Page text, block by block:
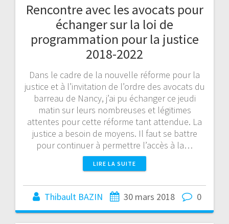
Rencontre avec les avocats pour
échanger sur la loi de
programmation pour la justice
2018-2022
Dans le cadre de la nouvelle réforme pour la
justice et à l’invitation de l’ordre des avocats du
barreau de Nancy, j’ai pu échanger ce jeudi
matin sur leurs nombreuses et légitimes
attentes pour cette réforme tant attendue. La
justice a besoin de moyens. Il faut se battre
pour continuer à permettre l’accès à la…
LIRE LA SUITE
Thibault BAZIN 30 mars 2018 0